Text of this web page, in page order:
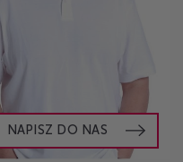
NAPISZ DO NAS